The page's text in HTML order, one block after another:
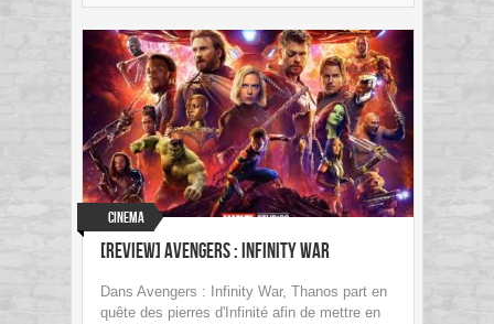
Cinema
[Review] Avengers : Infinity War
Dans Avengers : Infinity War, Thanos part en
quête des pierres d'Infinité afin de mettre en